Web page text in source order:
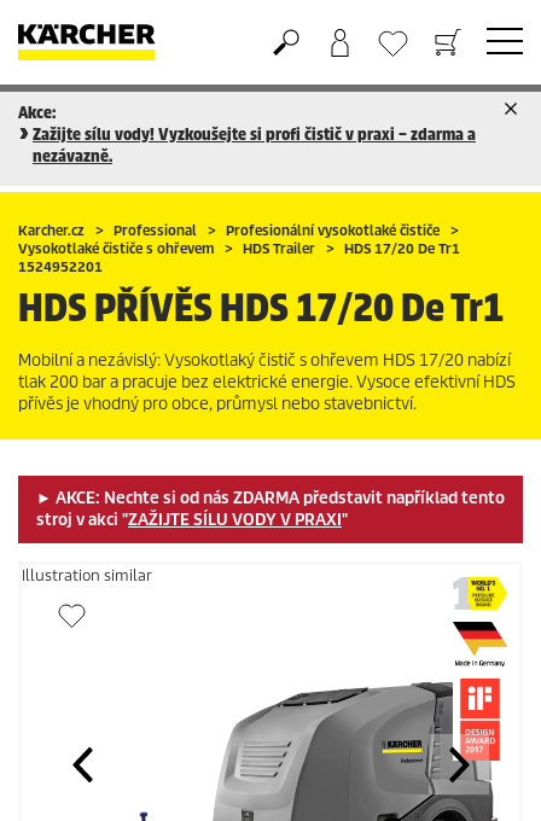
Nákupní košík
Seznam oblíbených produktů
Akce:
Zažijte sílu vody! Vyzkoušejte si profi čistič v praxi – zdarma a
nezávazně.
Karcher.cz Professional
Profesionální vysokotlaké čističe
Vysokotlaké čističe s ohřevem
HDS Trailer
HDS 17/20 De Tr1
1524952201
HDS PŘÍVĚSHDS 17/20 De Tr1
Mobilní a nezávislý: Vysokotlaký čistič s ohřevem HDS 17/20 nabízí
tlak 200 bar a pracuje bez elektrické energie. Vysoce efektivní HDS
přívěs je vhodný pro obce, průmysl nebo stavebnictví.
► AKCE: Nechte si od nás ZDARMA představit například tento
stroj v akci "ZAŽIJTE SÍLU VODY V PRAXI"
Illustration similar